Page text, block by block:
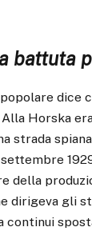
battuta
dice
Horska
strada
settembre
della
dirigeva gli
continui